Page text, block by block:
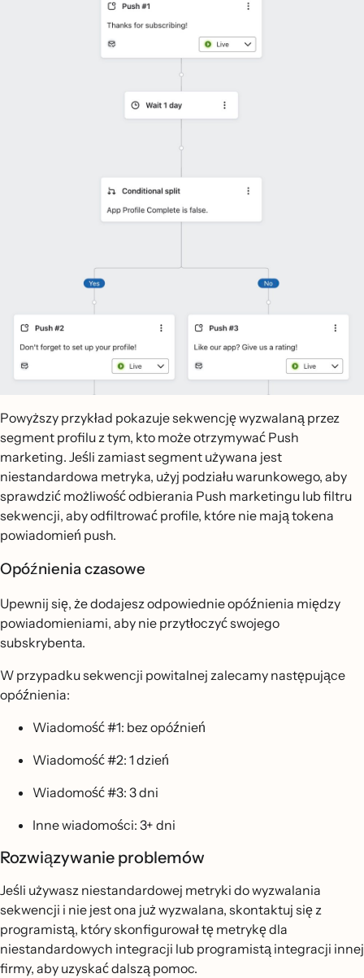
Powyższy przykład pokazuje sekwencję wyzwalaną przez
segment profilu z tym, kto może otrzymywać Push
marketing. Jeśli zamiast segment używana jest
niestandardowa metryka, użyj podziału warunkowego, aby
sprawdzić możliwość odbierania Push marketingu lub filtru
sekwencji, aby odfiltrować profile, które nie mają tokena
powiadomień push.
Opóźnienia czasowe
Upewnij się, że dodajesz odpowiednie opóźnienia między
powiadomieniami, aby nie przytłoczyć swojego
subskrybenta.
W przypadku sekwencji powitalnej zalecamy następujące
opóźnienia:
Wiadomość #1: bez opóźnień
Wiadomość #2: 1 dzień
Wiadomość #3: 3 dni
Inne wiadomości: 3+ dni
Rozwiązywanie problemów
Jeśli używasz niestandardowej metryki do wyzwalania
sekwencji i nie jest ona już wyzwalana, skontaktuj się z
programistą, który skonfigurował tę metrykę dla
niestandardowych integracji lub programistą integracji innej
firmy, aby uzyskać dalszą pomoc.